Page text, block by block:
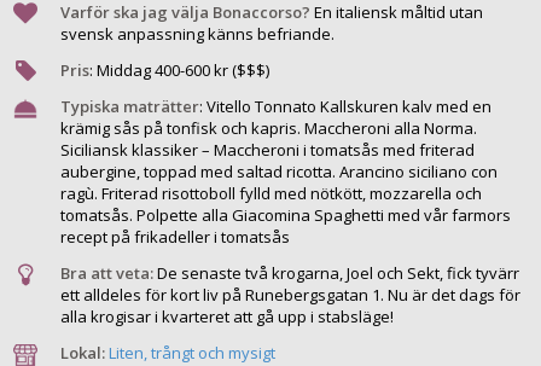
Varför ska jag välja Bonaccorso? En italiensk måltid utan
svensk anpassning känns befriande.
Pris: Middag400-600kr ($$$)
Typiska maträtter: Vitello Tonnato Kallskuren kalv med en
krämig sås på tonfisk och kapris. Maccheroni alla Norma.
Siciliansk klassiker – Maccheroni i tomatsås med friterad
aubergine, toppad med saltad ricotta. Arancino siciliano con
ragù. Friterad risottoboll fylld med nötkött, mozzarella och
tomatsås. Polpette alla Giacomina Spaghetti med vår farmors
recept på frikadeller i tomatsås
Bra att veta:De senaste två krogarna, Joel och Sekt, fick tyvärr
ett alldeles för kort liv på Runebergsgatan 1. Nu är det dags för
alla krogisar i kvarteret att gå upp i stabsläge!
Lokal:Liten, trångt och mysigt